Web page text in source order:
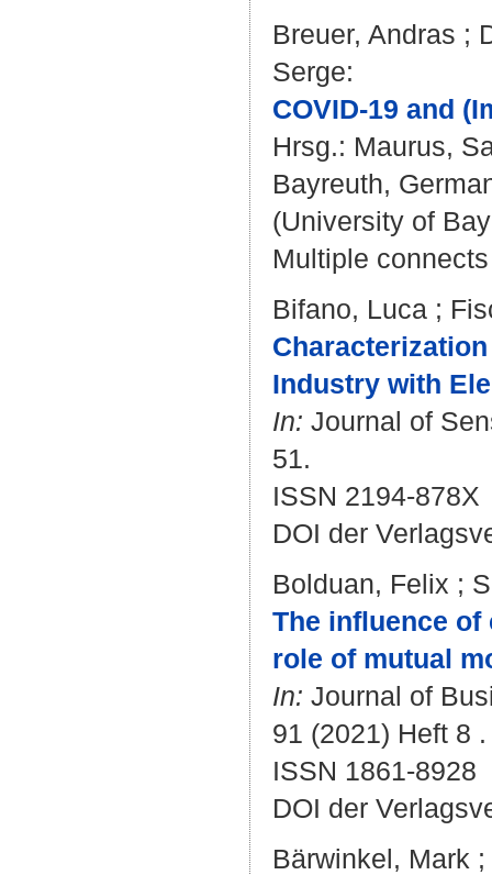
Breuer, Andras ;
Serge:
COVID-19 and
Hrsg.: Maurus,
Bayreuth,
(University of
Multiple
Bifano, Luca ;
Industry with
In: Journal of
51.
ISSN 2194-878X
DOI der
Bolduan, Felix ;
The influence
role of mutual
In: Journal of
91 (2021) Heft 8
ISSN 1861-8928
DOI der
Bärwinkel, Mark ;